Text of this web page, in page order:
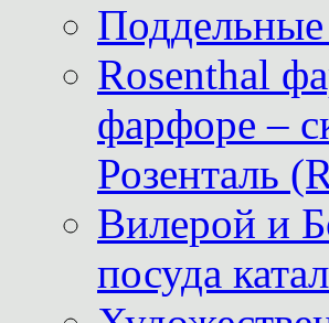
Rosenthal
фарфоре –
Розенталь
Вилерой и
посуда